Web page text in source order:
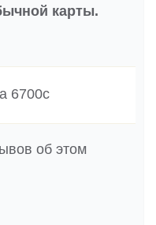
карты.
6700c
об этом